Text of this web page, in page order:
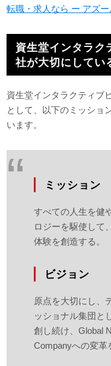
転職・求人なら ー アズ
資生堂インタラク
社が大切にしてい
資生堂インタラクティブ
として、以下のミッショ
います。
ミッション
すべての人生を健
ロジーを駆使して
体験を創造する。
ビジョン
原点を大切にし、
ッショナル集団と
創し続け、Global
Companyへの変革